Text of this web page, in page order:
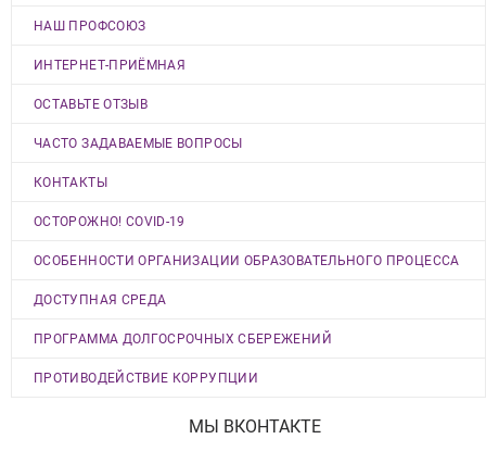
НАШ ПРОФСОЮЗ
ИНТЕРНЕТ-ПРИЁМНАЯ
ОСТАВЬТЕ ОТЗЫВ
ЧАСТО ЗАДАВАЕМЫЕ ВОПРОСЫ
КОНТАКТЫ
ОСТОРОЖНО! COVID-19
ОСОБЕННОСТИ ОРГАНИЗАЦИИ ОБРАЗОВАТЕЛЬНОГО ПРОЦЕССА
ДОСТУПНАЯ СРЕДА
ПРОГРАММА ДОЛГОСРОЧНЫХ СБЕРЕЖЕНИЙ
ПРОТИВОДЕЙСТВИЕ КОРРУПЦИИ
МЫ ВКОНТАКТЕ